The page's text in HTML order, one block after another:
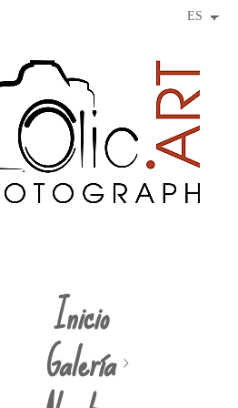
Inicio
Galería